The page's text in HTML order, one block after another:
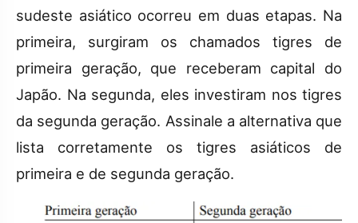
sudeste asiático ocorreu em duas etapas. Na
primeira, surgiram os chamados tigres de
primeira geração, que receberam capital do
Japão. Na segunda, eles investiram nos tigres
da segunda geração. Assinale a alternativa que
lista corretamente os tigres asiáticos de
primeira e de segunda geração.